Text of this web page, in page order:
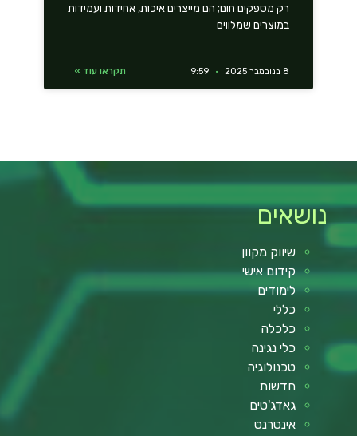
רק מספקים חום; הם מייצרים איכות, אחידות ועמידות
במוצרים שמלווים
תקראו עוד » 8 בנובמבר 2025
נושאים
שיווק מקוון
קידום אישי
לימודים
כללי
כלכלה
כלי נגינה
טכנולוגיה
חדשות
גאדג'טים
אינטרנט